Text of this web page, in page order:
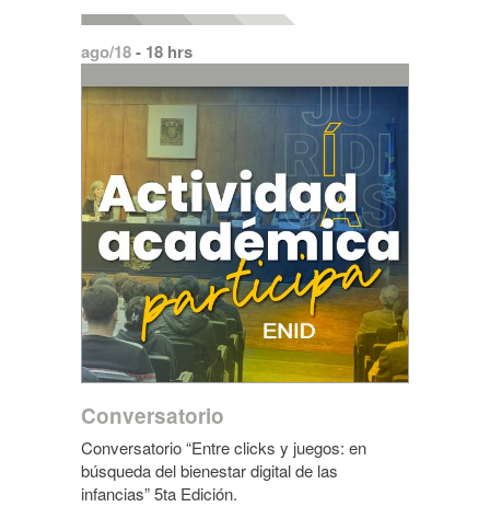
ago/18- 18 hrs
Conversatorio
Conversatorio “Entre clicks y juegos: en
búsqueda del bienestar digital de las
infancias” 5ta Edición.